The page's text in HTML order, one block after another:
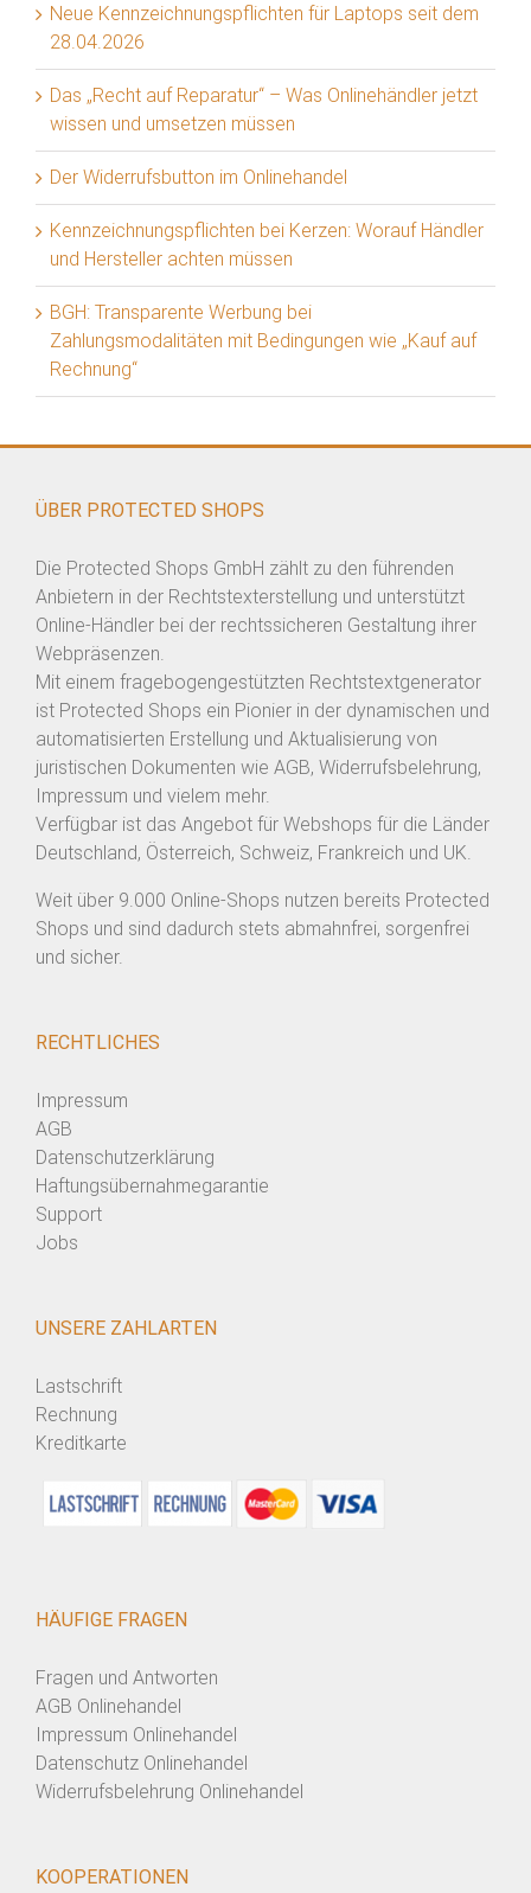
Neue Kennzeichnungspflichten für Laptops seit dem
28.04.2026
Das „Recht auf Reparatur“ – Was Onlinehändler jetzt
wissen und umsetzen müssen
Der Widerrufsbutton im Onlinehandel
Kennzeichnungspflichten bei Kerzen: Worauf Händler
und Hersteller achten müssen
BGH: Transparente Werbung bei
Zahlungsmodalitäten mit Bedingungen wie „Kauf auf
Rechnung“
ÜBER PROTECTED SHOPS
Die Protected Shops GmbH zählt zu den führenden
Anbietern in der Rechtstexterstellung und unterstützt
Online-Händler bei der rechtssicheren Gestaltung ihrer
Webpräsenzen.
Mit einem fragebogengestützten Rechtstextgenerator
ist Protected Shops ein Pionier in der dynamischen und
automatisierten Erstellung und Aktualisierung von
juristischen Dokumenten wie AGB, Widerrufsbelehrung,
Impressum und vielem mehr.
Verfügbar ist das Angebot für Webshops für die Länder
Deutschland, Österreich, Schweiz, Frankreich und UK.
Weit über 9.000 Online-Shops nutzen bereits Protected
Shops und sind dadurch stets abmahnfrei, sorgenfrei
und sicher.
RECHTLICHES
Impressum
AGB
Datenschutzerklärung
Haftungsübernahmegarantie
Support
Jobs
UNSERE ZAHLARTEN
Lastschrift
Rechnung
Kreditkarte
HÄUFIGE FRAGEN
Fragen und Antworten
AGB Onlinehandel
Impressum Onlinehandel
Datenschutz Onlinehandel
Widerrufsbelehrung Onlinehandel
KOOPERATIONEN